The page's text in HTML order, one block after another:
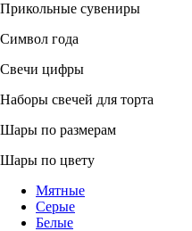
Прикольные сувениры
Символ года
Свечи цифры
Наборы свечей для торта
Шары по размерам
Шары по цвету
Мятные
Серые
Белые